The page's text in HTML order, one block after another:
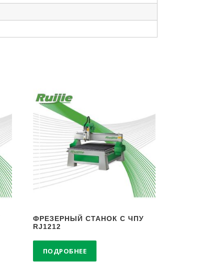
ФРЕЗЕРНЫЙ СТАНОК С ЧПУ
RJ1212
ПОДРОБНЕЕ